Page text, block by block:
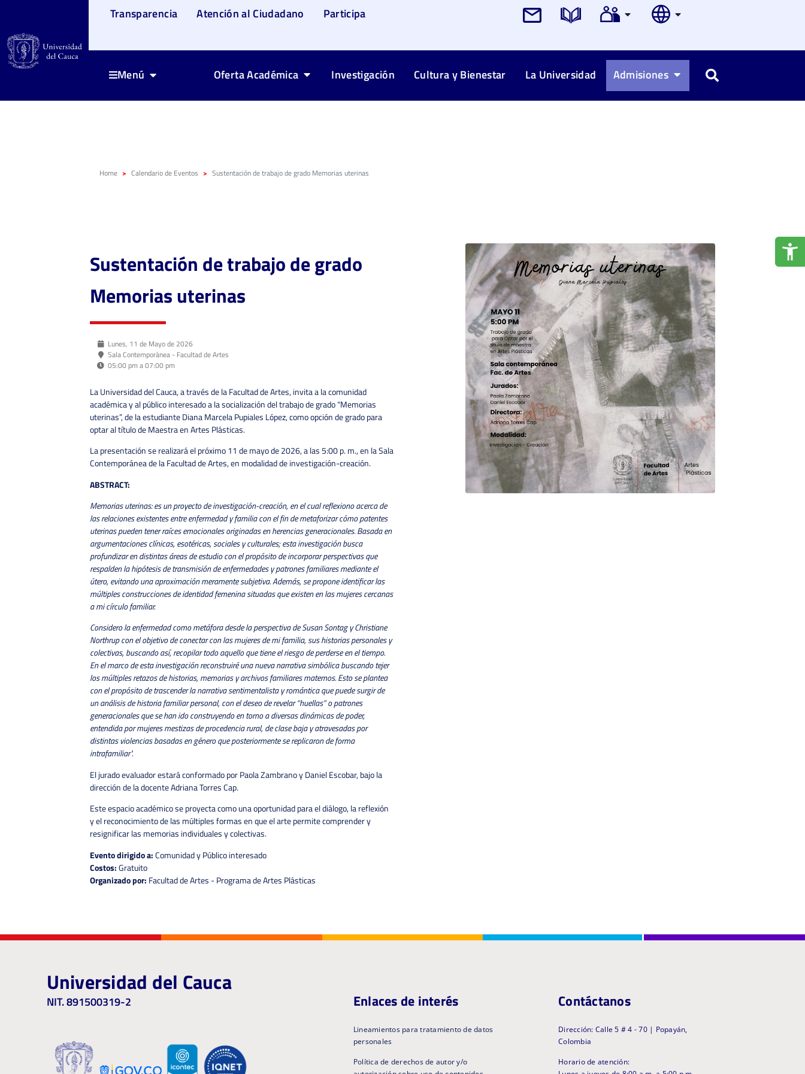
Transparencia Atención al Ciudadano Participa
Menú Oferta Académica Investigación Cultura y Bienestar La Universidad Admisiones Buscar
Home Calendario de Eventos Sustentación de trabajo de grado Memorias uterinas
Sustentación de trabajo de grado
Memorias uterinas
Lunes, 11 de Mayo de 2026
Sala Contemporánea - Facultad de Artes
05:00 pm a 07:00 pm
La Universidad del Cauca, a través de la Facultad de Artes, invita a la comunidad
académica y al público interesado a la socialización del trabajo de grado “Memorias
uterinas”, de la estudiante Diana Marcela Pupiales López, como opción de grado para
optar al título de Maestra en Artes Plásticas.
La presentación se realizará el próximo 11 de mayo de 2026, a las 5:00 p. m., en la Sala
Contemporánea de la Facultad de Artes, en modalidad de investigación-creación.
ABSTRACT:
Memorias uterinas: es un proyecto de investigación-creación, en el cual reflexiono acerca de
las relaciones existentes entre enfermedad y familia con el fin de metaforizar cómo patentes
uterinas pueden tener raíces emocionales originadas en herencias generacionales. Basada en
argumentaciones clínicas, esotéricas, sociales y culturales; esta investigación busca
profundizar en distintas áreas de estudio con el propósito de incorporar perspectivas que
respalden la hipótesis de transmisión de enfermedades y patrones familiares mediante el
útero, evitando una aproximación meramente subjetiva. Además, se propone identificar las
múltiples construcciones de identidad femenina situadas que existen en las mujeres cercanas
a mi círculo familiar.
Considero la enfermedad como metáfora desde la perspectiva de Susan Sontag y Christiane
Northrup con el objetivo de conectar con las mujeres de mi familia, sus historias personales y
colectivas, buscando así, recopilar todo aquello que tiene el riesgo de perderse en el tiempo.
En el marco de esta investigación reconstruiré una nueva narrativa simbólica buscando tejer
los múltiples retazos de historias, memorias y archivos familiares maternos. Esto se plantea
con el propósito de trascender la narrativa sentimentalista y romántica que puede surgir de
un análisis de historia familiar personal, con el deseo de revelar “huellas” o patrones
generacionales que se han ido construyendo en torno a diversas dinámicas de poder,
entendida por mujeres mestizas de procedencia rural, de clase baja y atravesadas por
distintas violencias basadas en género que posteriormente se replicaron de forma
intrafamiliar".
El jurado evaluador estará conformado por Paola Zambrano y Daniel Escobar, bajo la
dirección de la docente Adriana Torres Cap.
Este espacio académico se proyecta como una oportunidad para el diálogo, la reflexión
y el reconocimiento de las múltiples formas en que el arte permite comprender y
resignificar las memorias individuales y colectivas.
Evento dirigido a:Comunidad y Público interesado
Costos:Gratuito
Organizado por: Facultad de Artes - Programa de Artes Plásticas
Universidad del Cauca
NIT. 891500319-2 Enlaces de interés
Lineamientos para tratamiento de datos
personales
Política de derechos de autor y/o
Contáctanos
Dirección: Calle 5 # 4 - 70 | Popayán,
Colombia
Horario de atención: